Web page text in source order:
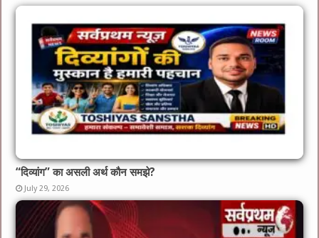
“दिव्यांग” का असली अर्थ कौन समझे?
July 29, 2026